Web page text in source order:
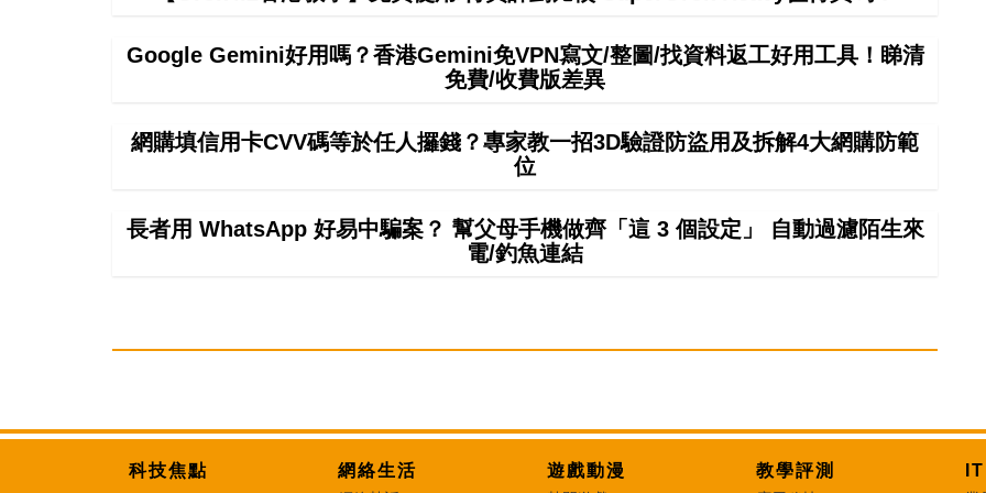
Google Gemini好用嗎？香港Gemini免VPN寫文/整圖/找資料返工好用工具！睇清
免費/收費版差異
網購填信用卡CVV碼等於任人攞錢？專家教一招3D驗證防盜用及拆解4大網購防範
位
長者用 WhatsApp 好易中騙案？ 幫父母手機做齊「這 3 個設定」 自動過濾陌生來
電/釣魚連結
科技焦點 網絡生活 遊戲動漫 教學評測